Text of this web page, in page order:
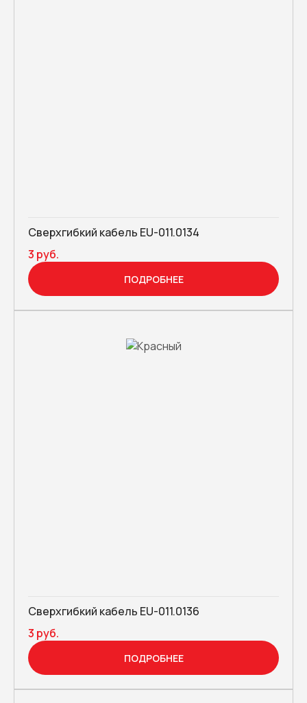
Сверхгибкий кабель EU-011.0134
3 руб.
ПОДРОБНЕЕ
Сверхгибкий кабель EU-011.0136
3 руб.
ПОДРОБНЕЕ